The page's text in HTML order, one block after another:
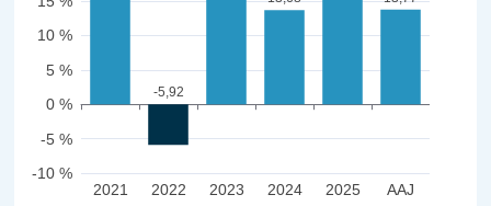
-10 %
-5 %
0 %
5 %
10 %
2021 2022 2023 2024 2025 AAJ
-5,92